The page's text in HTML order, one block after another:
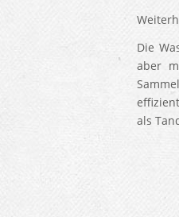
Die
aber
als